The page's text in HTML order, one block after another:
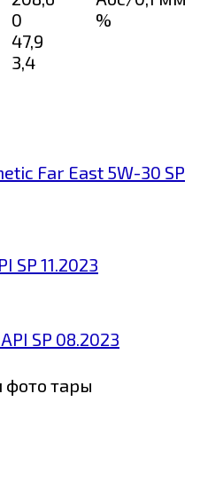
0
%
47,9
3,4
Far East 5W-30 SP
SP 11.2023
SP 08.2023
фото тары